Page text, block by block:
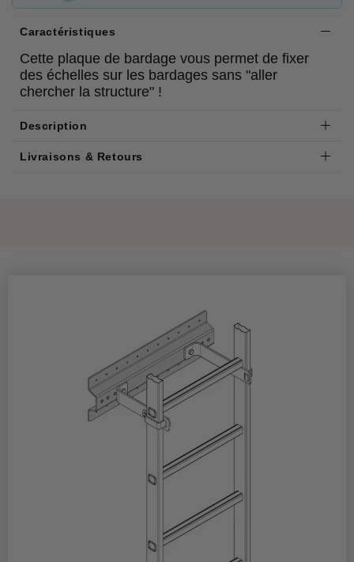
Caractéristiques
Cette plaque de bardage vous permet de fixer
des échelles sur les bardages sans "aller
chercher la structure" !
Description
Livraisons & Retours